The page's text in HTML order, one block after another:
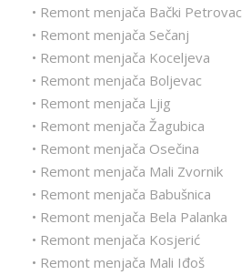
• Remont menjača Bački Petrovac
• Remont menjača Sečanj
• Remont menjača Koceljeva
• Remont menjača Boljevac
• Remont menjača Ljig
• Remont menjača Žagubica
• Remont menjača Osečina
• Remont menjača Mali Zvornik
• Remont menjača Babušnica
• Remont menjača Bela Palanka
• Remont menjača Kosjerić
• Remont menjača Mali Iđoš